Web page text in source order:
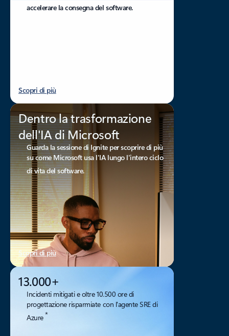
accelerare la consegna del software.
Scopri di più
Dentro la trasformazione
dell'IA di Microsoft
Guarda la sessione di Ignite per scoprire di più
su come Microsoft usa l'IA lungo l'intero ciclo
di vita del software.
Scopri di più
13.000+
Incidenti mitigati e oltre 10.500 ore di
progettazione risparmiate con l'agente SRE di
Azure*